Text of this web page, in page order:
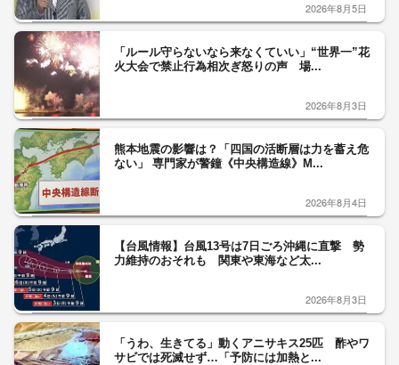
2026年8月5日
「ルール守らないなら来なくていい」“世界一”花
火大会で禁止行為相次ぎ怒りの声 場...
2026年8月3日
熊本地震の影響は？「四国の活断層は力を蓄え危
ない」 専門家が警鐘《中央構造線》M...
2026年8月4日
【台風情報】台風13号は7日ごろ沖縄に直撃 勢
力維持のおそれも 関東や東海など太...
2026年8月3日
「うわ、生きてる」動くアニサキス25匹 酢やワ
サビでは死滅せず…「予防には加熱と...